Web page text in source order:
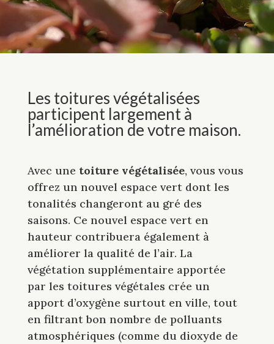
Les toitures végétalisées
participent largement à
l’amélioration de votre maison.
Avec une toiture végétalisée, vous vous
offrez un nouvel espace vert dont les
tonalités changeront au gré des
saisons. Ce nouvel espace vert en
hauteur contribuera également à
améliorer la qualité de l’air. La
végétation supplémentaire apportée
par les toitures végétales crée un
apport d’oxygène surtout en ville, tout
en filtrant bon nombre de polluants
atmosphériques (comme du dioxyde de